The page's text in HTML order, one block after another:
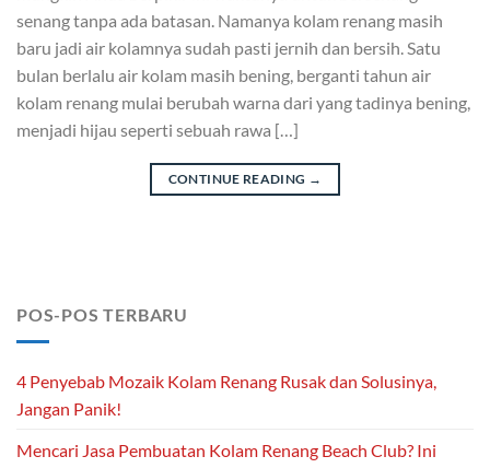
senang tanpa ada batasan. Namanya kolam renang masih
baru jadi air kolamnya sudah pasti jernih dan bersih. Satu
bulan berlalu air kolam masih bening, berganti tahun air
kolam renang mulai berubah warna dari yang tadinya bening,
menjadi hijau seperti sebuah rawa […]
CONTINUE READING →
POS-POS TERBARU
4 Penyebab Mozaik Kolam Renang Rusak dan Solusinya,
Jangan Panik!
Mencari Jasa Pembuatan Kolam Renang Beach Club? Ini